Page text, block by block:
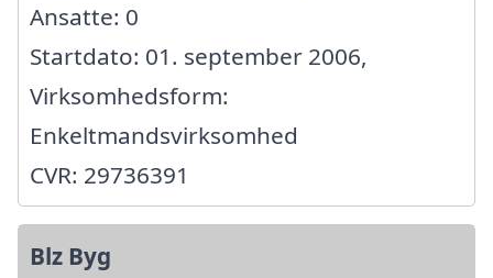
Ansatte: 0
Startdato: 01. september 2006,
Virksomhedsform:
Enkeltmandsvirksomhed
CVR: 29736391
Blz Byg